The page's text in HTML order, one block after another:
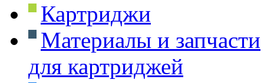
Картриджи
Материалы и запчасти
для картриджей